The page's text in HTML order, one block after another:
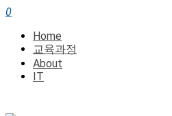
0
Home
교육과정
About
IT